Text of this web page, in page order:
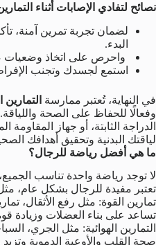
نصائح لتفادي الإصابات أثناء
لضمان تجربة تمرين آمنة،
البدء.
واحرص على اتخاذ وضعيات
استمع لجسدك وتجنب
في النهاية، تُعتبر ممارسة التمارين
وفعالًا للحفاظ على الصحة
الدراجة الثابتة، أو جهاز
لياقتك البدنية وتحقيق أهدافك
ما هي أفضل رياضة للرجال؟
لا توجد رياضة واحدة تناسب
تعتبر مفيدة للرجال بشكل عام،
تمارين القوة: مثل رفع الأثقال،
تساعد على بناء العضلات وزيادة
التمارين الهوائية: مثل الجري،
صحة القلب والأوعية الدموية